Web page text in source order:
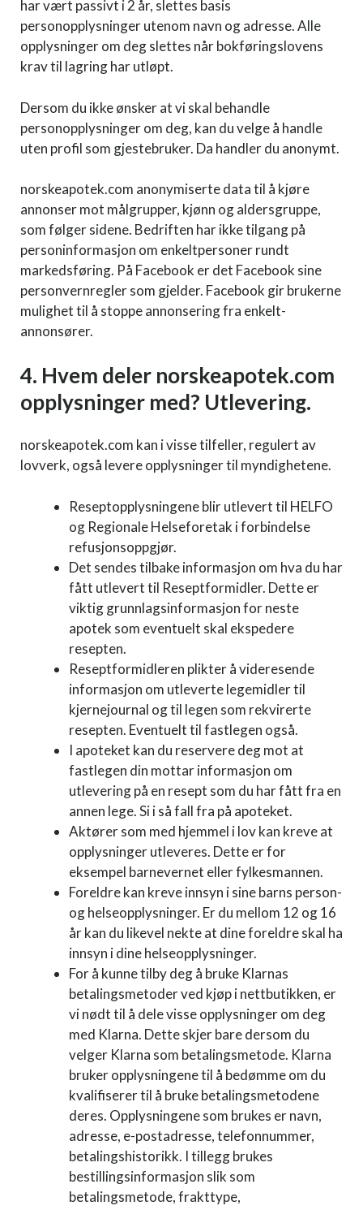
har vært passivt i 2 år, slettes basis
personopplysninger utenom navn og adresse. Alle
opplysninger om deg slettes når bokføringslovens
krav til lagring har utløpt.
Dersom du ikke ønsker at vi skal behandle
personopplysninger om deg, kan du velge å handle
uten profil som gjestebruker. Da handler du anonymt.
norskeapotek.com anonymiserte data til å kjøre
annonser mot målgrupper, kjønn og aldersgruppe,
som følger sidene. Bedriften har ikke tilgang på
personinformasjon om enkeltpersoner rundt
markedsføring. På Facebook er det Facebook sine
personvernregler som gjelder. Facebook gir brukerne
mulighet til å stoppe annonsering fra enkelt-
annonsører.
4. Hvem deler norskeapotek.com
opplysninger med? Utlevering.
norskeapotek.com kan i visse tilfeller, regulert av
lovverk, også levere opplysninger til myndighetene.
Reseptopplysningene blir utlevert til HELFO
og Regionale Helseforetak i forbindelse
refusjonsoppgjør.
Det sendes tilbake informasjon om hva du har
fått utlevert til Reseptformidler. Dette er
viktig grunnlagsinformasjon for neste
apotek som eventuelt skal ekspedere
resepten.
Reseptformidleren plikter å videresende
informasjon om utleverte legemidler til
kjernejournal og til legen som rekvirerte
resepten. Eventuelt til fastlegen også.
I apoteket kan du reservere deg mot at
fastlegen din mottar informasjon om
utlevering på en resept som du har fått fra en
annen lege. Si i så fall fra på apoteket.
Aktører som med hjemmel i lov kan kreve at
opplysninger utleveres. Dette er for
eksempel barnevernet eller fylkesmannen.
Foreldre kan kreve innsyn i sine barns person-
og helse­opplysninger. Er du mellom 12 og 16
år kan du likevel nekte at dine foreldre skal ha
innsyn i dine helseopplysninger.
For å kunne tilby deg å bruke Klarnas
betalingsmetoder ved kjøp i nettbutikken, er
vi nødt til å dele visse opplysninger om deg
med Klarna. Dette skjer bare dersom du
velger Klarna som betalingsmetode. Klarna
bruker opplysningene til å bedømme om du
kvalifiserer til å bruke betalingsmetodene
deres. Opplysningene som brukes er navn,
adresse, e-postadresse, telefonnummer,
betalingshistorikk. I tillegg brukes
bestillingsinformasjon slik som
betalingsmetode, frakttype,